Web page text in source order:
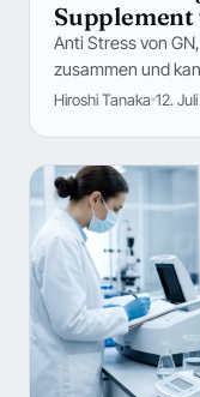
Supplement
Anti Stress von
zusammen und
Hiroshi Tanaka 12.